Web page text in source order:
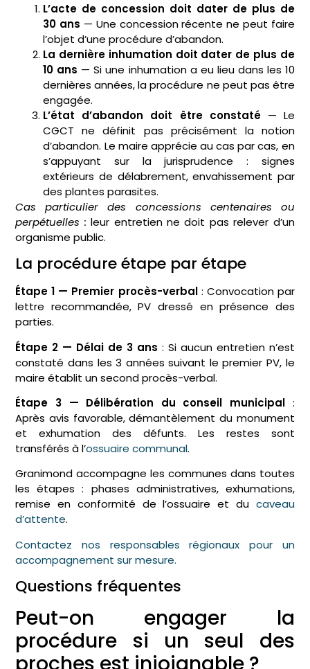
L’acte de concession doit dater de plus de
30 ans — Une concession récente ne peut faire
l’objet d’une procédure d’abandon.
La dernière inhumation doit dater de plus de
10 ans — Si une inhumation a eu lieu dans les 10
dernières années, la procédure ne peut pas être
engagée.
L’état d’abandon doit être constaté— Le
CGCT ne définit pas précisément la notion
d’abandon. Le maire apprécie au cas par cas, en
s’appuyant sur la jurisprudence : signes
extérieurs de délabrement, envahissement par
des plantes parasites.
Cas particulier des concessions centenaires ou
perpétuelles : leur entretien ne doit pas relever d’un
organisme public.
La procédure étape par étape
Étape 1 — Premier procès-verbal: Convocation par
lettre recommandée, PV dressé en présence des
parties.
Étape 2 — Délai de 3 ans : Si aucun entretien n’est
constaté dans les 3 années suivant le premier PV, le
maire établit un second procès-verbal.
Étape 3 — Délibération du conseil municipal :
Après avis favorable, démantèlement du monument
et exhumation des défunts. Les restes sont
transférés à l’ossuaire communal.
Granimond accompagne les communes dans toutes
les étapes : phases administratives, exhumations,
remise en conformité de l’ossuaire et du caveau
d’attente.
Contactez nos responsables régionaux pour un
accompagnement sur mesure.
Questions fréquentes
Peut-on engager la
procédure si un seul des